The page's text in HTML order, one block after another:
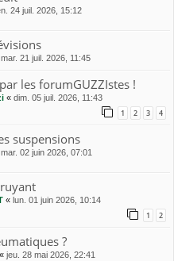
24 juil. 2026, 15:12
mar. 21 juil. 2026, 11:45
les forumGUZZIstes !
« dim. 05 juil. 2026, 11:43
1 2 3 4
suspensions
mar. 02 juin 2026, 07:01
« lun. 01 juin 2026, 10:14
1 2
?
« jeu. 28 mai 2026, 22:41